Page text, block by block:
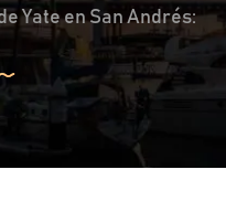
Yate en San Andrés: